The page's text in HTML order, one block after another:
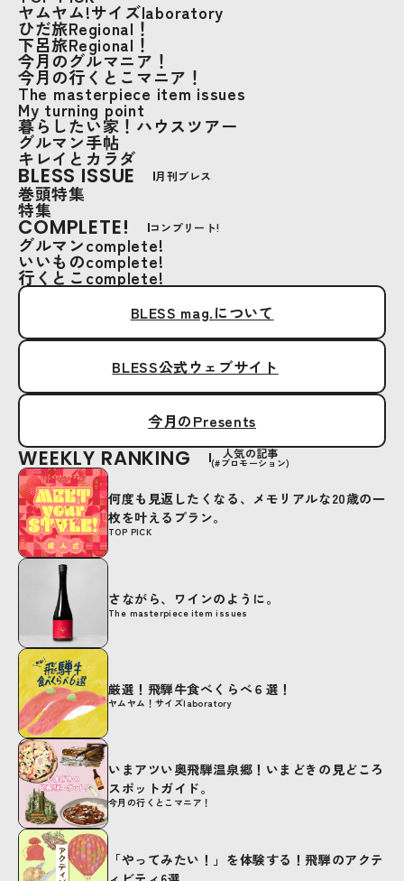
ヤムヤム!サイズlaboratory
ひだ旅Regional！
下呂旅Regional！
今月のグルマニア！
今月の行くとこマニア！
The masterpiece item issues
My turning point
暮らしたい家！ハウスツアー
グルマン手帖
キレイとカラダ
BLESS ISSUE 月刊ブレス
巻頭特集
特集
COMPLETE! コンプリート!
グルマンcomplete!
いいものcomplete!
行くとこcomplete!
BLESS mag.について
BLESS公式ウェブサイト
今月のPresents
WEEKLY RANKING 人気の記事
(#プロモーション)
TOP PICK
何度も見返したくなる、メモリアルな20歳の一
枚を叶えるプラン。
The masterpiece item issues
さながら、ワインのように。
ヤムヤム！サイズlaboratory
厳選！飛騨牛食べくらべ６選！
今月の行くとこマニア！
いまアツい奥飛騨温泉郷！いまどきの見どころ
スポットガイド。
「やってみたい！」を体験する！飛騨のアクテ